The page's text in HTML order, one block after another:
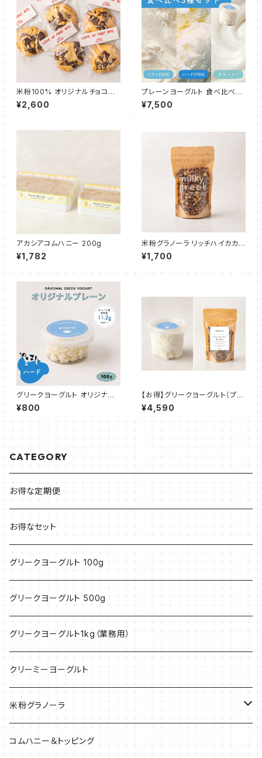
米粉100% オリジナルチョコチ
ャンククッキー 5枚
¥2,600
プレーンヨーグルト 食べ比べ3
種セット 各500g
¥7,500
アカシアコムハニー 200g
¥1,782
米粉グラノーラ リッチハイカカオ
180g
¥1,700
グリークヨーグルト オリジナル
プレーン（ハード70%） 100g
¥800
【お得】グリークヨーグルト（プレ
ーン）＋米粉グラノーラ（カカオ
＆アーモンド）
¥4,590
CATEGORY
お得な定期便
お得なセット
グリークヨーグルト 100g
グリークヨーグルト 500g
グリークヨーグルト1kg（業務用）
クリーミーヨーグルト
米粉グラノーラ
40g
コムハニー＆トッピング